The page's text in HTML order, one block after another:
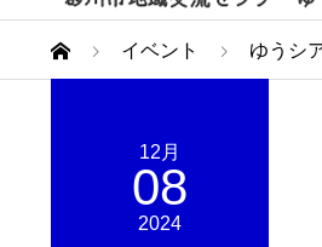
イベント ゆうシ
12月
08
2024